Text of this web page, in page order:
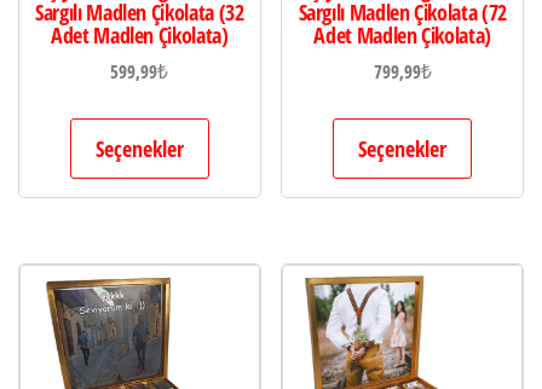
Sargılı Madlen Çikolata (32
Adet Madlen Çikolata)
599,99₺
Seçenekler
Sargılı Madlen Çikolata (72
Adet Madlen Çikolata)
799,99₺
Seçenekler